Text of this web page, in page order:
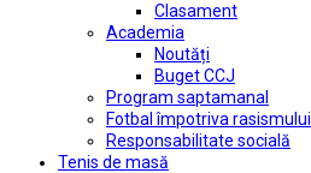
Clasament
Academia
Noutăți
Buget CCJ
Program saptamanal
Fotbal împotriva rasismului
Responsabilitate socială
Tenis de masă